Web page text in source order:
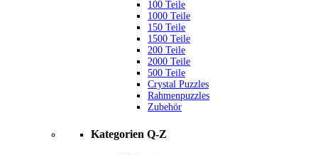
100 Teile
1000 Teile
150 Teile
1500 Teile
200 Teile
2000 Teile
500 Teile
Crystal Puzzles
Rahmenpuzzles
Zubehör
Kategorien Q-Z